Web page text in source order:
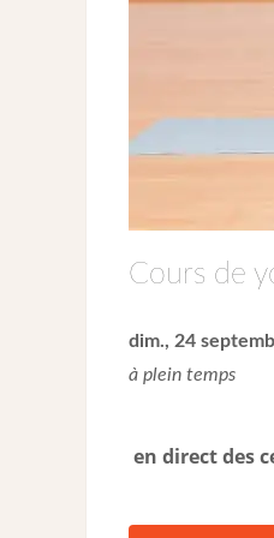
Cours de
dim., 24
à plein temps
en direct des